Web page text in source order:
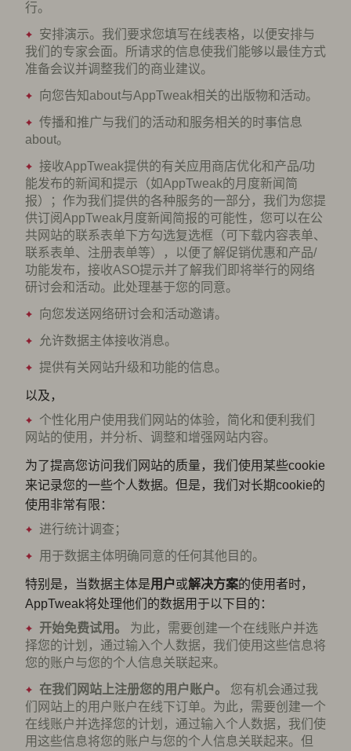
行。
安排演示。我们要求您填写在线表格，以便安排与
我们的专家会面。所请求的信息使我们能够以最佳方式
准备会议并调整我们的商业建议。
向您告知about与AppTweak相关的出版物和活动。
传播和推广与我们的活动和服务相关的时事信息
about。
接收AppTweak提供的有关应用商店优化和产品/功
能发布的新闻和提示（如AppTweak的月度新闻简
报）；作为我们提供的各种服务的一部分，我们为您提
供订阅AppTweak月度新闻简报的可能性，您可以在公
共网站的联系表单下方勾选复选框（可下载内容表单、
联系表单、注册表单等），以便了解促销优惠和产品/
功能发布，接收ASO提示并了解我们即将举行的网络
研讨会和活动。此处理基于您的同意。
向您发送网络研讨会和活动邀请。
允许数据主体接收消息。
提供有关网站升级和功能的信息。
以及，
个性化用户使用我们网站的体验，简化和便利我们
网站的使用，并分析、调整和增强网站内容。
为了提高您访问我们网站的质量，我们使用某些cookie
来记录您的一些个人数据。但是，我们对长期cookie的
使用非常有限：
进行统计调查；
用于数据主体明确同意的任何其他目的。
特别是，当数据主体是用户或解决方案的使用者时，
AppTweak将处理他们的数据用于以下目的：
开始免费试用。
为此，需要创建一个在线账户并选
择您的计划，通过输入个人数据，我们使用这些信息将
您的账户与您的个人信息关联起来。
在我们网站上注册您的用户账户。
您有机会通过我
们网站上的用户账户在线下订单。为此，需要创建一个
在线账户并选择您的计划，通过输入个人数据，我们使
用这些信息将您的账户与您的个人信息关联起来。但